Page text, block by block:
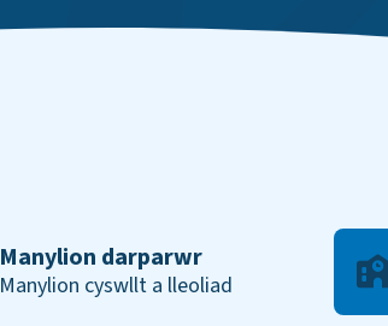
Manylion darparwr
Manylion cyswllt a lleoliad